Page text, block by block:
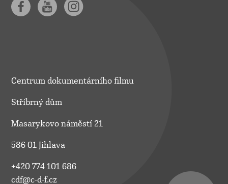
Centrum dokumentárního filmu
Stříbrný dům
Masarykovo náměstí 21
586 01 Jihlava
+420 774 101 686
cdf@c-d-f.cz